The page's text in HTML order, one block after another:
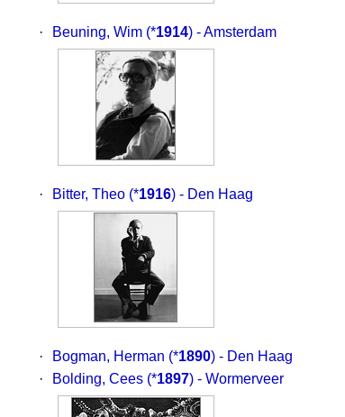
· Beuning, Wim (*1914) - Amsterdam
· Bitter, Theo (*1916) - Den Haag
· Bogman, Herman (*1890) - Den Haag
·
Bolding, Cees (*1897) - Wormerveer